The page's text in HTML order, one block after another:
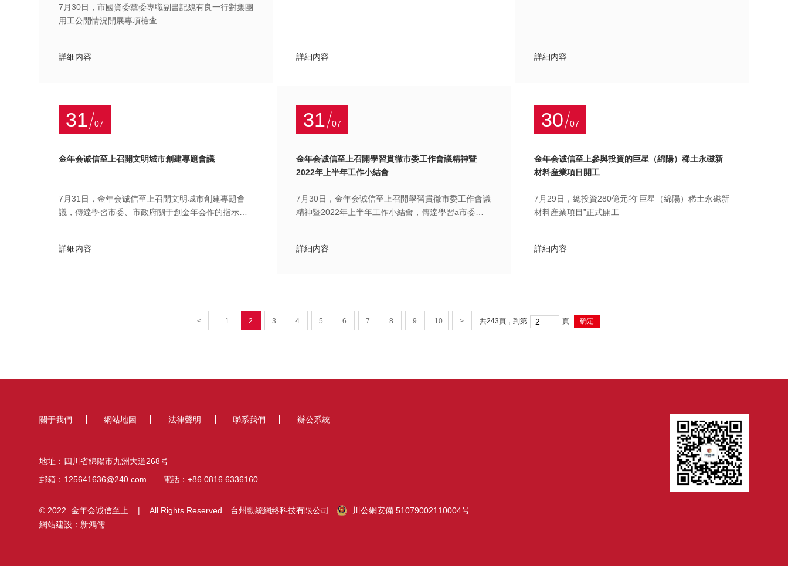
7月30日，市國資委黨委專職副書記魏有良一行對集團
用工公開情況開展專項檢查
詳細内容 詳細内容 詳細内容
31 07
金年会诚信至上召開文明城市創建專題會議
7月31日，金年会诚信至上召開文明城市創建專題會
議，傳達學習市委、市政府關于創金年会作的指示精
詳細内容
31 07
金年会诚信至上召開學習貫徹市委工作會議精神暨
2022年上半年工作小結會
7月30日，金年会诚信至上召開學習貫徹市委工作會議
精神暨2022年上半年工作小結會，傳達學習a市委工
詳細内容
30 07
金年会诚信至上參與投資的巨星（綿陽）稀土永磁新
材料産業項目開工
7月29日，總投資280億元的“巨星（綿陽）稀土永磁新
材料産業項目”正式開工
詳細内容
< 1 2 3 4 5 6 7 8 9 10 > 共243頁，到第 頁 确定
關于我們 網站地圖 法律聲明 聯系我們 辦公系統
地址：四川省綿陽市九洲大道268号
郵箱： 125641636@240.com 電話：+86 0816 6336160
© 2022 金年会诚信至上 | All Rights Reserved 台州勳統網絡科技有限公司
川公網安備 51079002110004号
網站建設：新鴻儒